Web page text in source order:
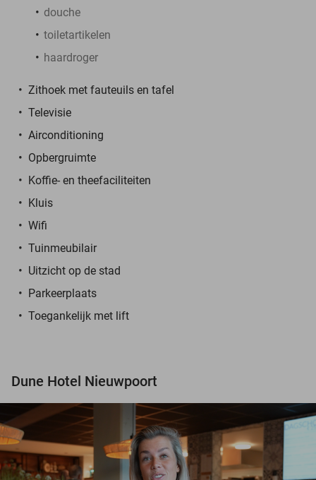
douche
toiletartikelen
haardroger
Zithoek met fauteuils en tafel
Televisie
Airconditioning
Opbergruimte
Koffie- en theefaciliteiten
Kluis
Wifi
Tuinmeubilair
Uitzicht op de stad
Parkeerplaats
Toegankelijk met lift
Dune Hotel Nieuwpoort